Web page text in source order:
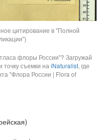
цитирование в "Полной
флоры России"? Загружай
съемки на iNaturalist, где
"Флора России | Flora of